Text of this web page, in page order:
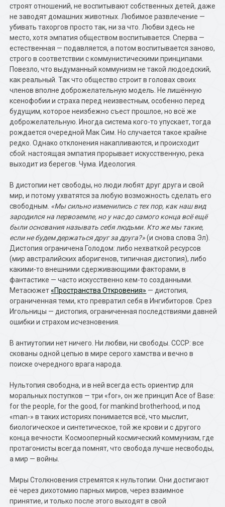
строят отношений, не воспитывают собственных детей, даже
не заводят домашних животных. Любимое развлечение —
убивать тахоргов просто так, ни за что. Любви здесь не
место, хотя эмпатия обществом воспитывается. Сперва —
естественная — подавляется, а потом воспитывается заново,
строго в соответствии с коммунистическими принципами.
Повезло, что выдуманный коммунизм не такой людоедский,
как реальный. Так что общество строит в головах своих
членов вполне доброжелательную модель. Не лишённую
ксенофобии и страха перед неизвестным, особенно перед
будущим, которое неизбежно съест прошлое, но всё же
доброжелательную. Иногда система кого-то упускает, тогда
рождается очередной Мак Сим. Но случается такое крайне
редко. Однако отклонения накапливаются, и происходит
сбой: настоящая эмпатия прорывает искусственную, река
выходит из берегов. Чума. Идеология.
В дистопии нет свободы, но люди любят друг друга и свой
мир, и потому ухватятся за любую возможность сделать его
свободным. «Мы сильно изменились с тех пор, как наш вид
зародился на первоземле, но у нас до самого конца всё ещё
были основания называть себя людьми. Кто же мы такие,
если не будем держаться друг за друга?»(и снова слова Эл).
Дистопия ограничена Голодом: либо нехваткой ресурсов
(мир австралийских аборигенов, типичная дистопия), либо
какими-то внешними сдерживающими факторами, в
фантастике — часто искусственно кем-то созданными.
Метасюжет«Пространства Откровения» — дистопия,
ограниченная теми, кто превратил себя в Ингибиторов. Срез
Игольницы — дистопия, ограниченная последствиями давней
ошибки и страхом исчезновения.
В антиутопии нет ничего. Ни любви, ни свободы. СССР: все
скованы одной цепью в мире серого хамства и вечно в
поиске очередного врага народа.
Нультопия свободна, и в ней всегда есть ориентир для
моральных поступков — три «for», он же принцип Ace of Base:
for the people, for the good, for mankind brotherhood, и под
«man-» в таких историях понимается всё, что мыслит,
биологическое и синтетическое, той же крови и с другого
конца вечности. Космооперный космический коммунизм, где
протагонисты всегда помнят, что свобода лучше несвободы,
а мир — войны.
Миры Столкновения стремятся к нультопии. Они достигают
её через дихотомию парных миров, через взаимное
принятие, и только после этого выходят в свой